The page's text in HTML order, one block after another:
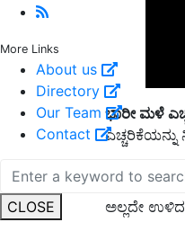
More Links
About us
Directory
Our Team
Contact
CLOSE
ಭಾರೀ ಮಳೆ
ಎಚ್ಚರಿಕೆಯನ್ನು
ಅದೇ
ಅಲ್ಲದೇ